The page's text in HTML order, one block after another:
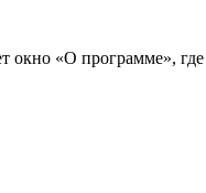
окно «О программе»,